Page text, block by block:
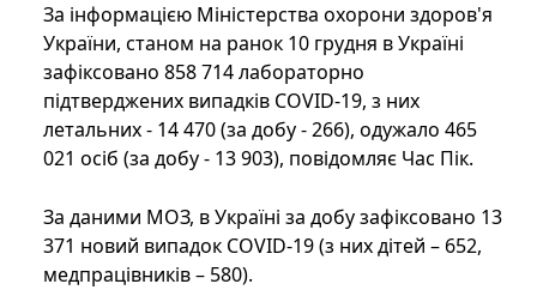
За інформацією Міністерства охорони здоров'я
України, станом на ранок 10 грудня в Україні
зафіксовано 858 714 лабораторно
підтверджених випадків COVID-19, з них
летальних - 14 470 (за добу - 266), одужало 465
021 осіб (за добу - 13 903), повідомляє Час Пік.
За даними МОЗ, в Україні за добу зафіксовано 13
371 новий випадок COVID-19 (з них дітей – 652,
медпрацівників – 580).